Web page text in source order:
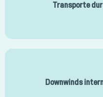
Transporte
Downwinds